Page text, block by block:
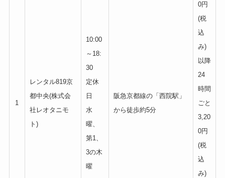
1
レンタル819京
都中央(株式会
社レオタニモ
ト)
10:00
～18:
30
定休
日
水
曜、
第1、
3の木
曜
阪急京都線の「西院駅」
から徒歩約5分
0円
(税
込
み)
以降
24
時間
ごと
3,20
0円
(税
込
み)